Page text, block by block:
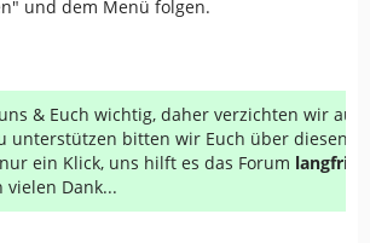
und dem Menü folgen.
& Euch wichtig, daher verzichten wir auf
unterstützen bitten wir Euch über diesen
ein Klick, uns hilft es das Forum
vielen Dank...